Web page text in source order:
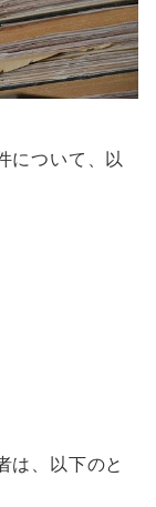
について、以
は、以下のと